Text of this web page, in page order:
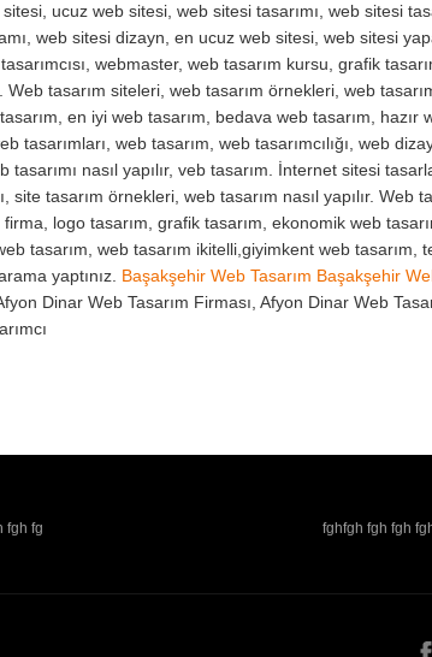
ucuz web sitesi, web sitesi tasarımı, web sitesi
web sitesi dizayn, en ucuz web sitesi, web sitesi
webmaster, web tasarım kursu, grafik
Web tasarım siteleri, web tasarım örnekleri, web
en iyi web tasarım, bedava web tasarım, hazır
tasarımları, web tasarım, web tasarımcılığı, web
tasarımı nasıl yapılır, veb tasarım. İnternet sitesi
site tasarım örnekleri, web tasarım nasıl yapılır.
firma, logo tasarım, grafik tasarım, ekonomik web
tasarım, web tasarım ikitelli,giyimkent web tasarım,
yaptınız. Başakşehir Web Tasarım Başakşehir
Dinar Web Tasarım Firması, Afyon Dinar Web
fgh fg fghfgh fgh fgh